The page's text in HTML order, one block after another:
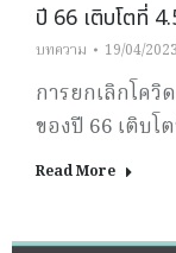
ปี 66 เติบโตที่
บทความ 19/04/2023
การยกเลิกโค
ของปี 66 เติบโ
Read More